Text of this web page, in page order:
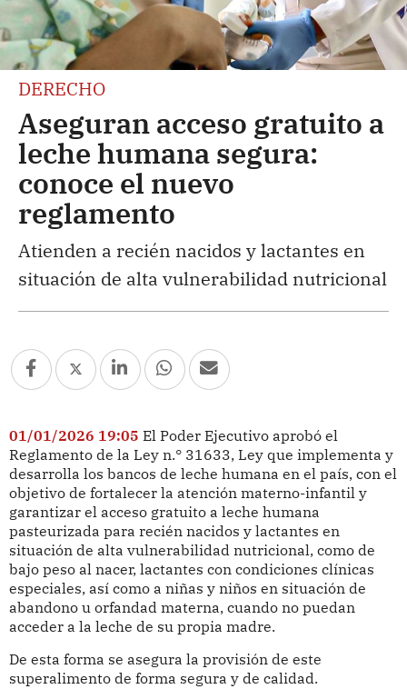
DERECHO
Aseguran acceso gratuito a
leche humana segura:
conoce el nuevo
reglamento
Atienden a recién nacidos y lactantes en
situación de alta vulnerabilidad nutricional
01/01/2026 19:05 El Poder Ejecutivo aprobó el
Reglamento de la Ley n.° 31633, Ley que implementa y
desarrolla los bancos de leche humana en el país, con el
objetivo de fortalecer la atención materno-infantil y
garantizar el acceso gratuito a leche humana
pasteurizada para recién nacidos y lactantes en
situación de alta vulnerabilidad nutricional, como de
bajo peso al nacer, lactantes con condiciones clínicas
especiales, así como a niñas y niños en situación de
abandono u orfandad materna, cuando no puedan
acceder a la leche de su propia madre.
De esta forma se asegura la provisión de este
superalimento de forma segura y de calidad.